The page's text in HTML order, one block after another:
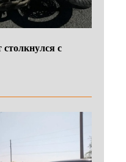
с